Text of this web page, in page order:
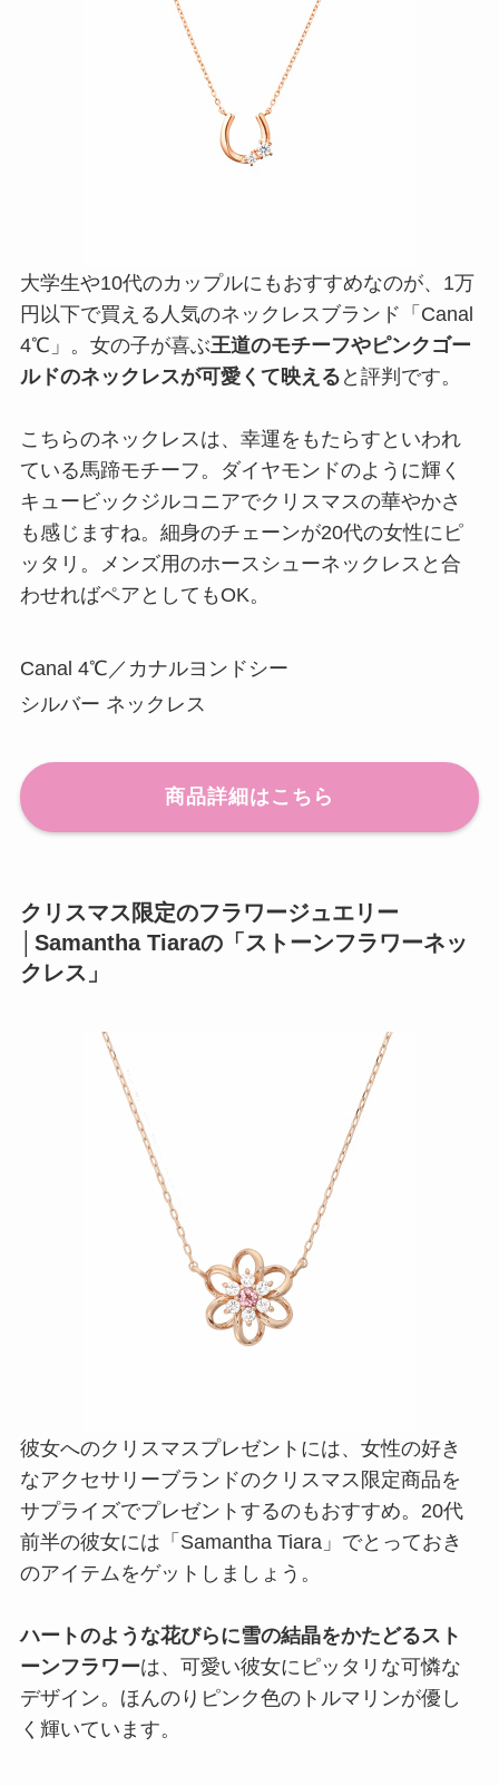
大学生や10代のカップルにもおすすめなのが、1万
円以下で買える人気のネックレスブランド「Canal
4℃」。女の子が喜ぶ王道のモチーフやピンクゴー
ルドのネックレスが可愛くて映える と評判です。
こちらのネックレスは、幸運をもたらすといわれ
ている馬蹄モチーフ。ダイヤモンドのように輝く
キュービックジルコニアでクリスマスの華やかさ
も感じますね。細身のチェーンが20代の女性にピ
ッタリ。メンズ用のホースシューネックレスと合
わせればペアとしてもOK。
Canal 4℃／カナルヨンドシー
シルバー ネックレス
商品詳細はこちら
クリスマス限定のフラワージュエリー
│Samantha Tiaraの「ストーンフラワーネッ
クレス」
彼女へのクリスマスプレゼントには、女性の好き
なアクセサリーブランドのクリスマス限定商品を
サプライズでプレゼントするのもおすすめ。20代
前半の彼女には「Samantha Tiara」でとっておき
のアイテムをゲットしましょう。
ハートのような花びらに雪の結晶をかたどるスト
ーンフラワーは、可愛い彼女にピッタリな可憐な
デザイン。ほんのりピンク色のトルマリンが優し
く輝いています。